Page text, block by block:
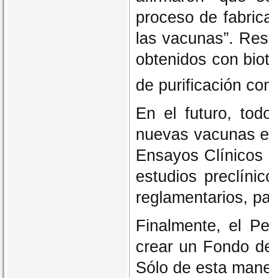
proceso de
las vacunas”.
obtenidos con
de purificación
En el futuro,
nuevas vacunas
Ensayos
estudios
reglamentarios,
Finalmente, el
crear un Fondo
Sólo de esta